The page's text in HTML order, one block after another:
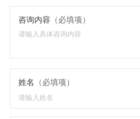
咨询内容 （必填项）
姓名 （必填项）